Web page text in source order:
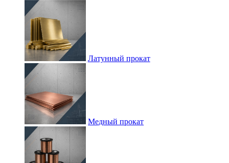
Латунный прокат
Медный прокат